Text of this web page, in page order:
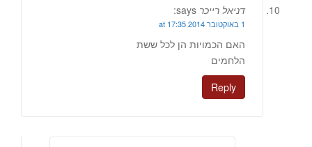
דניאל רייכר says:
1 באוקטובר 2014 at 17:35
האם הכמויות הן לכל ששת
הלחמים
Reply